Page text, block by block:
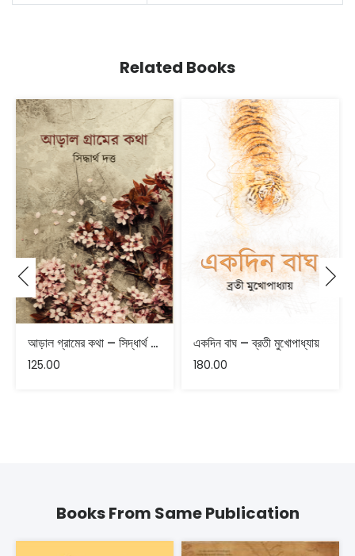
Related Books
আড়াল গ্রামের কথা – সিদ্ধার্থ দত্ত
125.00
একদিন বাঘ – ব্রতী মুখোপাধ্যায়
180.00
Books From Same Publication